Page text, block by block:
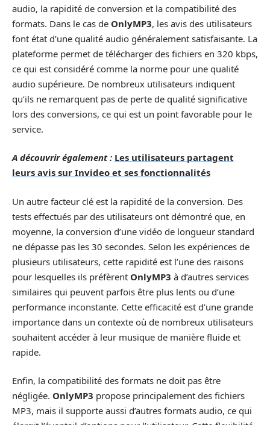
audio, la rapidité de conversion et la compatibilité des
formats. Dans le cas de OnlyMP3, les avis des utilisateurs
font état d’une qualité audio généralement satisfaisante. La
plateforme permet de télécharger des fichiers en 320 kbps,
ce qui est considéré comme la norme pour une qualité
audio supérieure. De nombreux utilisateurs indiquent
qu’ils ne remarquent pas de perte de qualité significative
lors des conversions, ce qui est un point favorable pour le
service.
A découvrir également : Les utilisateurs partagent
leurs avis sur Invideo et ses fonctionnalités
Un autre facteur clé est la rapidité de la conversion. Des
tests effectués par des utilisateurs ont démontré que, en
moyenne, la conversion d’une vidéo de longueur standard
ne dépasse pas les 30 secondes. Selon les expériences de
plusieurs utilisateurs, cette rapidité est l’une des raisons
pour lesquelles ils préfèrent OnlyMP3 à d’autres services
similaires qui peuvent parfois être plus lents ou d’une
performance inconstante. Cette efficacité est d’une grande
importance dans un contexte où de nombreux utilisateurs
souhaitent accéder à leur musique de manière fluide et
rapide.
Enfin, la compatibilité des formats ne doit pas être
négligée. OnlyMP3 propose principalement des fichiers
MP3, mais il supporte aussi d’autres formats audio, ce qui